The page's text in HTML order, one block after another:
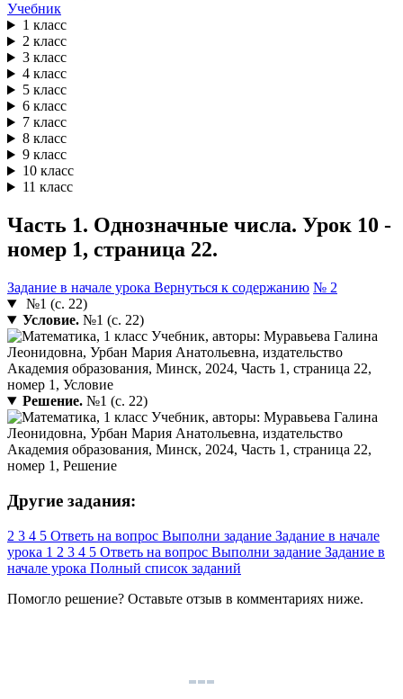
Учебник
1 класс
2 класс
3 класс
4 класс
5 класс
6 класс
7 класс
8 класс
9 класс
10 класс
11 класс
Часть 1. Однозначные числа. Урок 10 -
номер 1, страница 22.
Задание в начале урока Вернуться к содержанию № 2
№1 (с. 22)
Условие.№1 (с. 22)
Решение.№1 (с. 22)
Другие задания:
2 3 4 5 Ответь на вопрос Выполни задание Задание в начале
урока 1 2 3 4 5 Ответь на вопрос Выполни задание Задание в
начале урока Полный список заданий
Помогло решение? Оставьте отзыв в комментариях ниже.